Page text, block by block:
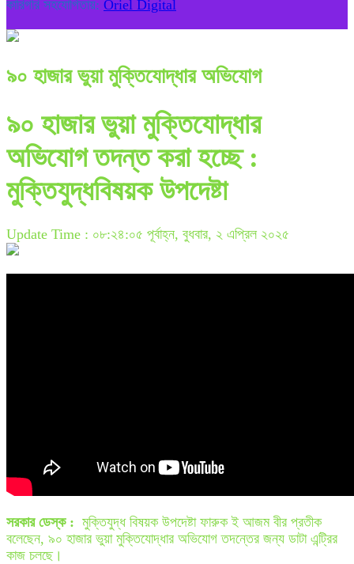
কারিগরি সহযোগিতায়: Oriel Digital
৯০ হাজার ভুয়া মুক্তিযোদ্ধার অভিযোগ
৯০ হাজার ভুয়া মুক্তিযোদ্ধার
অভিযোগ তদন্ত করা হচ্ছে :
মুক্তিযুদ্ধবিষয়ক উপদেষ্টা
Update Time : ০৮:২৪:০৫ পূর্বাহ্ন, বুধবার, ২ এপ্রিল ২০২৫
সরকার ডেস্ক : মুক্তিযুদ্ধ বিষয়ক উপদেষ্টা ফারুক ই আজম বীর প্রতীক
বলেছেন, ৯০ হাজার ভুয়া মুক্তিযোদ্ধার অভিযোগ তদন্তের জন্য ডাটা এন্ট্রির
কাজ চলছে।